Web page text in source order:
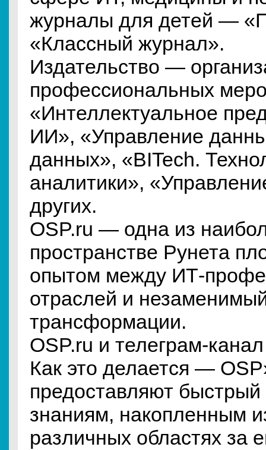
журналы для детей —
«Классный журнал».
Издательство —
профессиональных
«Интеллектуальное
ИИ», «Управление
данных», «BITech.
аналитики»,
других.
OSP.ru — одна из
пространстве Рунета
опытом между ИТ-
отраслей и
трансформации.
OSP.ru и телеграм-
Как это делается —
предоставляют
знаниям, накопленным
различных областях за